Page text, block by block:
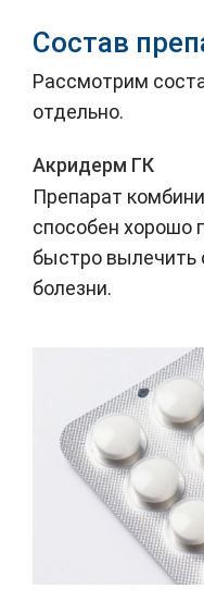
Состав
Рассмотрим
отдельно.
Акридерм ГК
Препарат
способен хорошо
быстро
болезни.